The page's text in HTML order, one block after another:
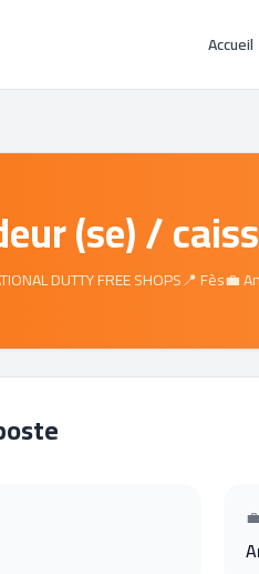
Accueil
(se) /
DUTTY FREE SHOPS📍 Fès💼